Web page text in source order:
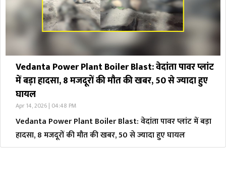
Vedanta Power Plant Boiler Blast: वेदांता पावर प्लांट
में बड़ा हादसा, 8 मजदूरों की मौत की खबर, 50 से ज्यादा हुए
घायल
Apr 14, 2026 | 04:48 PM
Vedanta Power Plant Boiler Blast: वेदांता पावर प्लांट में बड़ा
हादसा, 8 मजदूरों की मौत की खबर, 50 से ज्यादा हुए घायल